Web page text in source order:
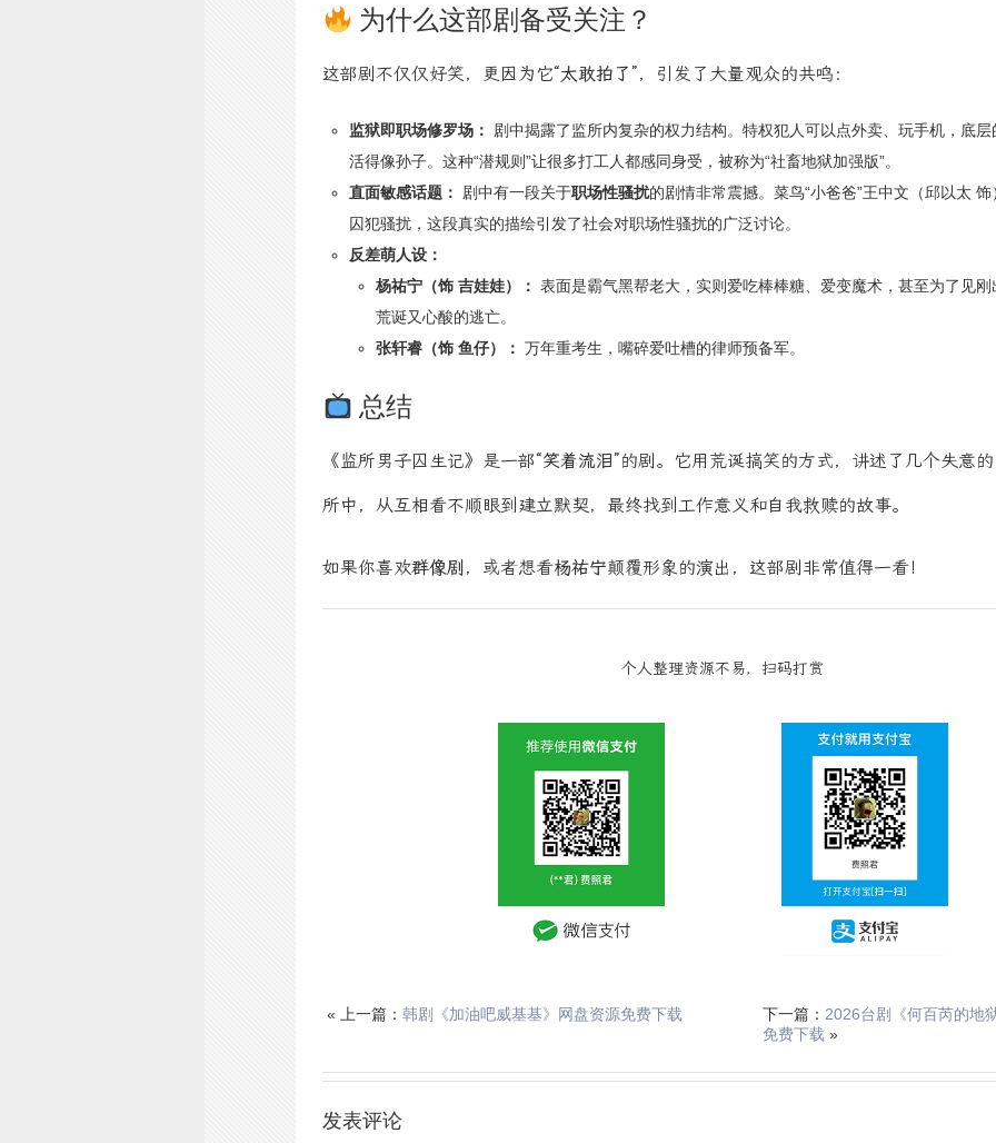
为什么这部剧备受关注？
这部剧不仅仅好笑，更因为它“太敢拍了”，引发了大量观众的共鸣：
监狱即职场修罗场：
剧中揭露了监所内复杂的权力结构。特权犯人可以点外卖、玩手机，底
活得像孙子。这种“潜规则”让很多打工人都感同身受，被称为“社畜地狱加强版”。
直面敏感话题：
剧中有一段关于职场性骚扰的剧情非常震撼。菜鸟“小爸爸”王中文（邱以太
囚犯骚扰，这段真实的描绘引发了社会对职场性骚扰的广泛讨论。
反差萌人设：
杨祐宁（饰 吉娃娃）： 表面是霸气黑帮老大，实则爱吃棒棒糖、爱变魔术，甚至为了见
荒诞又心酸的逃亡。
张轩睿（饰 鱼仔）： 万年重考生，嘴碎爱吐槽的律师预备军。
总结
《监所男子囚生记》是一部“笑着流泪”的剧。它用荒诞搞笑的方式，讲述了几个失意
所中，从互相看不顺眼到建立默契，最终找到工作意义和自我救赎的故事。
如果你喜欢群像剧 ，或者想看杨祐宁颠覆形象的演出，这部剧非常值得一看！
个人整理资源不易，扫码打赏
« 上一篇： 韩剧《加油吧威基基》网盘资源免费下载 下一篇： 2026台剧《何百芮的地
免费下载 »
发表评论